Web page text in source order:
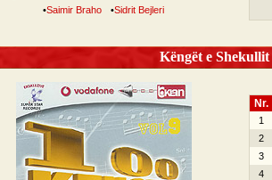
•Saimir Braho •Sidrit Bejleri
Këngët e
Nr.
1
2
3
4